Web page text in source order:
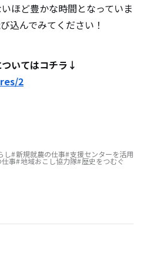
ほど豊かな時間となっていま
込んでみてください！
いてはコチラ↓
2
し 新規就農の仕事 支援センターを活用
事 地域おこし協力隊 歴史をつむぐ